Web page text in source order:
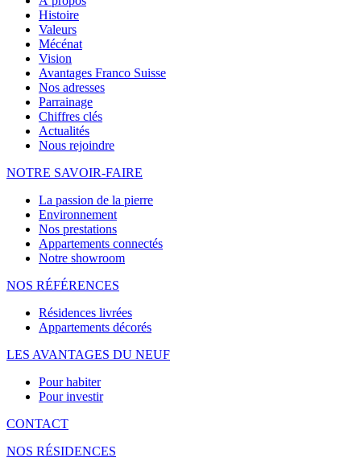
Histoire
Valeurs
Mécénat
Vision
Avantages Franco Suisse
Nos adresses
Parrainage
Chiffres clés
Actualités
Nous rejoindre
NOTRE SAVOIR-FAIRE
La passion de la pierre
Environnement
Nos prestations
Appartements connectés
Notre showroom
NOS RÉFÉRENCES
Résidences livrées
Appartements décorés
LES AVANTAGES DU NEUF
Pour habiter
Pour investir
CONTACT
NOS RÉSIDENCES